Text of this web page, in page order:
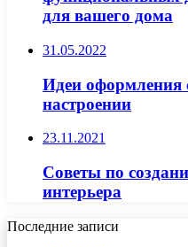
для вашего дома
31.05.2022
Идеи оформления
настроении
23.11.2021
Советы по
интерьера
Последние записи